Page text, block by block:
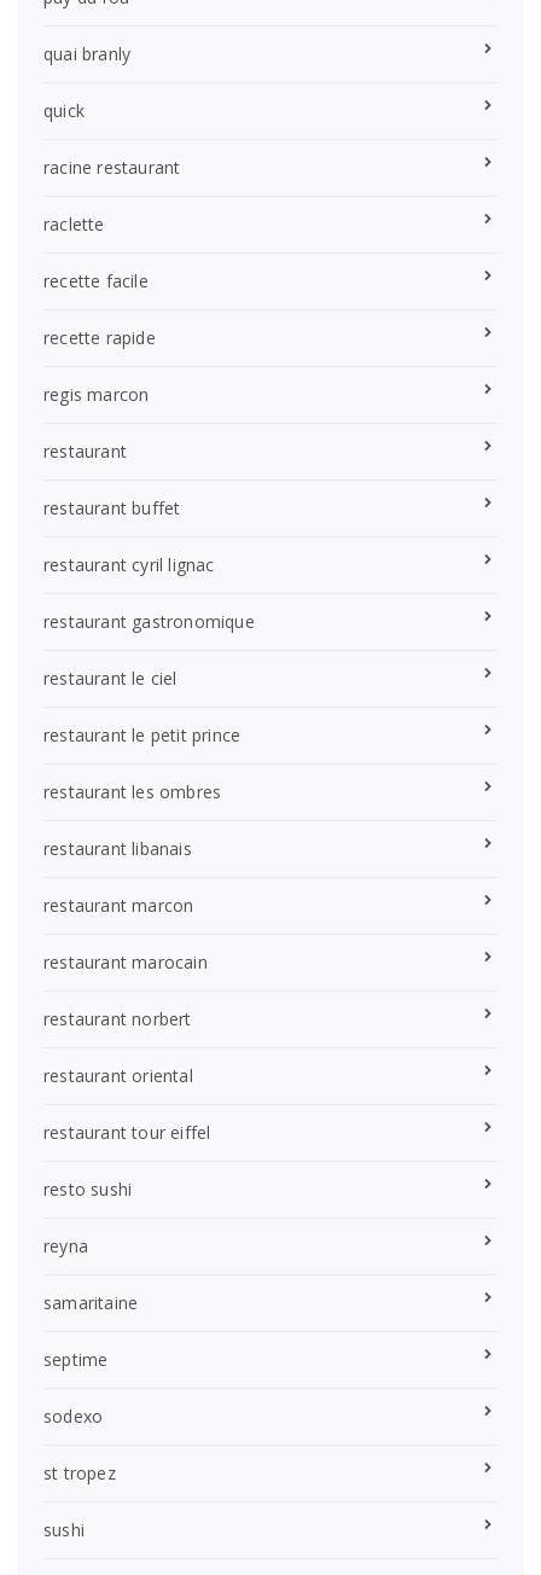
quai branly
quick
racine restaurant
raclette
recette facile
recette rapide
regis marcon
restaurant
restaurant buffet
restaurant cyril lignac
restaurant gastronomique
restaurant le ciel
restaurant le petit prince
restaurant les ombres
restaurant libanais
restaurant marcon
restaurant marocain
restaurant norbert
restaurant oriental
restaurant tour eiffel
resto sushi
reyna
samaritaine
septime
sodexo
st tropez
sushi